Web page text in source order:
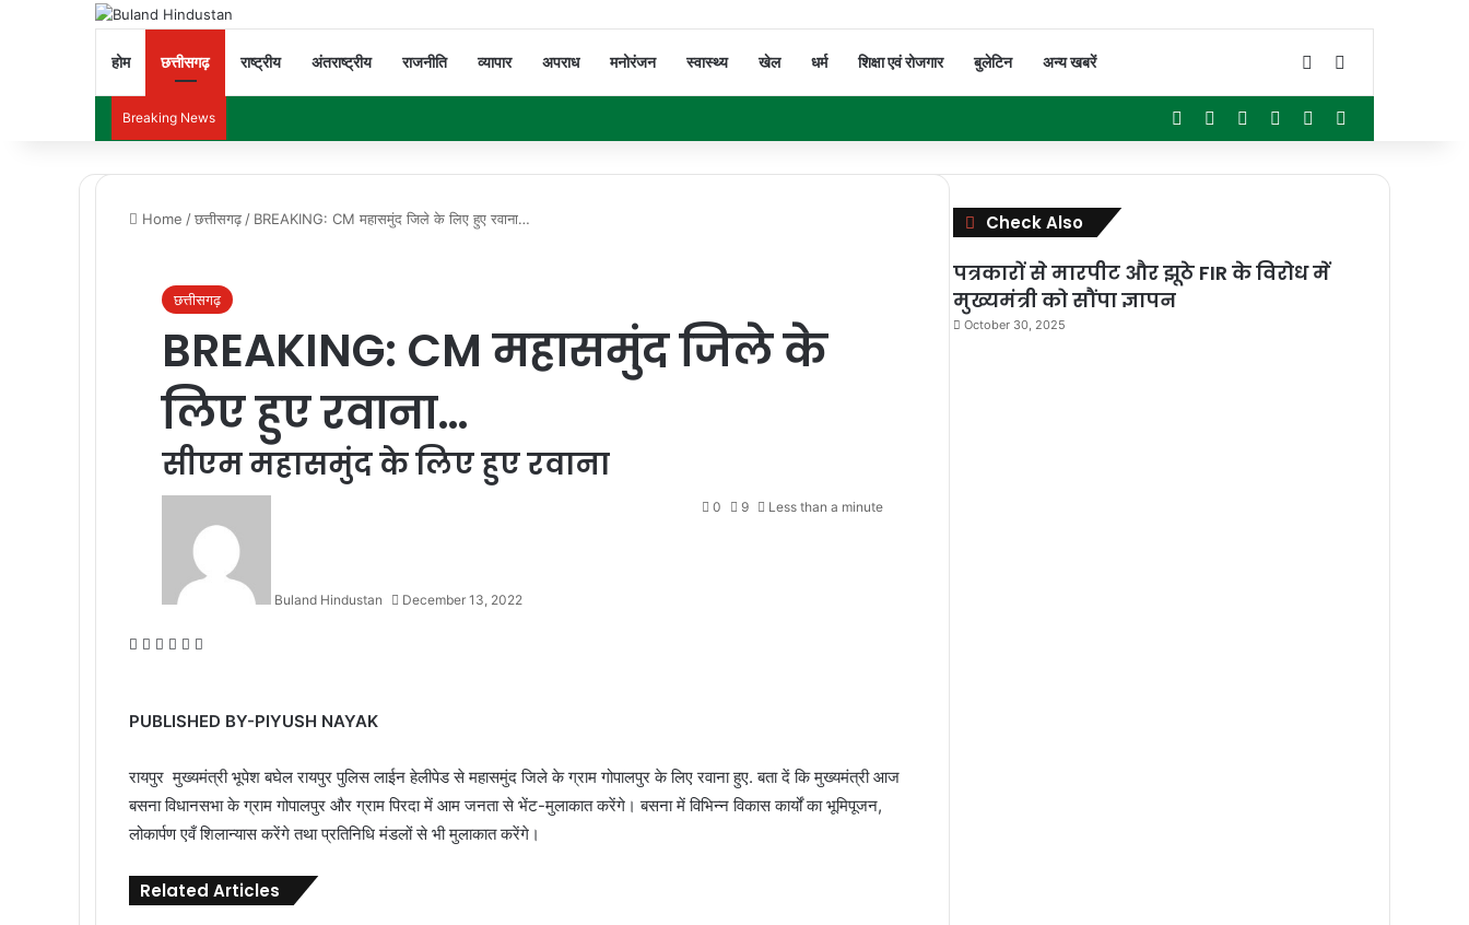
होम छत्तीसगढ़ राष्ट्रीय अंतराष्ट्रीय राजनीति व्यापार अपराध मनोरंजन स्वास्थ्य खेल धर्म शिक्षा एवं रोजगार बुलेटिन अन्य खबरें Switch skin
Breaking News Facebook YouTubeInstagramWhatsApp
Home /छत्तीसगढ़ / BREAKING: CM महासमुंद जिले के लिए हुए रवाना…
छत्तीसगढ़
BREAKING: CM महासमुंद जिले के
लिए हुए रवाना…
सीएम महासमुंद के लिए हुए रवाना
Buland Hindustan December 13, 2022
0 9 Less than a minute
Facebook
X Messenger
Messenger
WhatsApp
PUBLISHED BY-PIYUSH NAYAK
रायपुर मुख्यमंत्री भूपेश बघेल रायपुर पुलिस लाईन हेलीपेड से महासमुंद जिले के ग्राम गोपालपुर के लिए रवाना हुए. बता दें कि मुख्यमंत्री आज
बसना विधानसभा के ग्राम गोपालपुर और ग्राम पिरदा में आम जनता से भेंट-मुलाकात करेंगे। बसना में विभिन्न विकास कार्यों का भूमिपूजन,
लोकार्पण एवँ शिलान्यास करेंगे तथा प्रतिनिधि मंडलों से भी मुलाकात करेंगे।
Related Articles
Check Also
Close
पत्रकारों से मारपीट और झूठे FIR के विरोध में
मुख्यमंत्री को सौंपा ज्ञापन
October 30, 2025